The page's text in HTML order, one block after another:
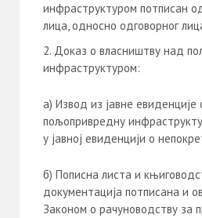
инфраструктуром потписан
лица, односно одговорног
Доказ о власништву над
инфраструктуром:
а) Извод из јавне евиденције
пољопривредну
у јавној евиденцији о
б) Пописна листа и
документација потписана и
Законом о рачуноводству за